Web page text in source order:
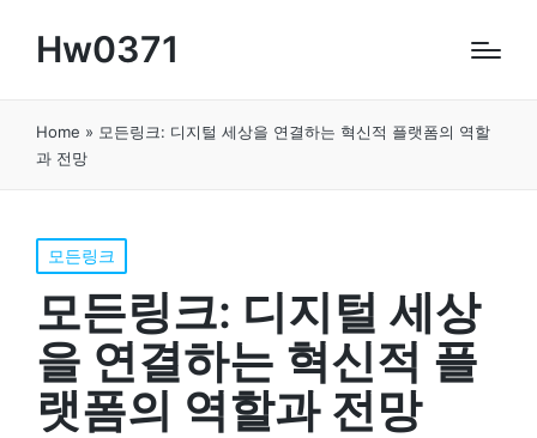
Hw0371
Home » 모든링크: 디지털 세상을 연결하는 혁신적 플랫폼의 역할
과 전망
Posted
in
모든링크
모든링크: 디지털 세상
을 연결하는 혁신적 플
랫폼의 역할과 전망